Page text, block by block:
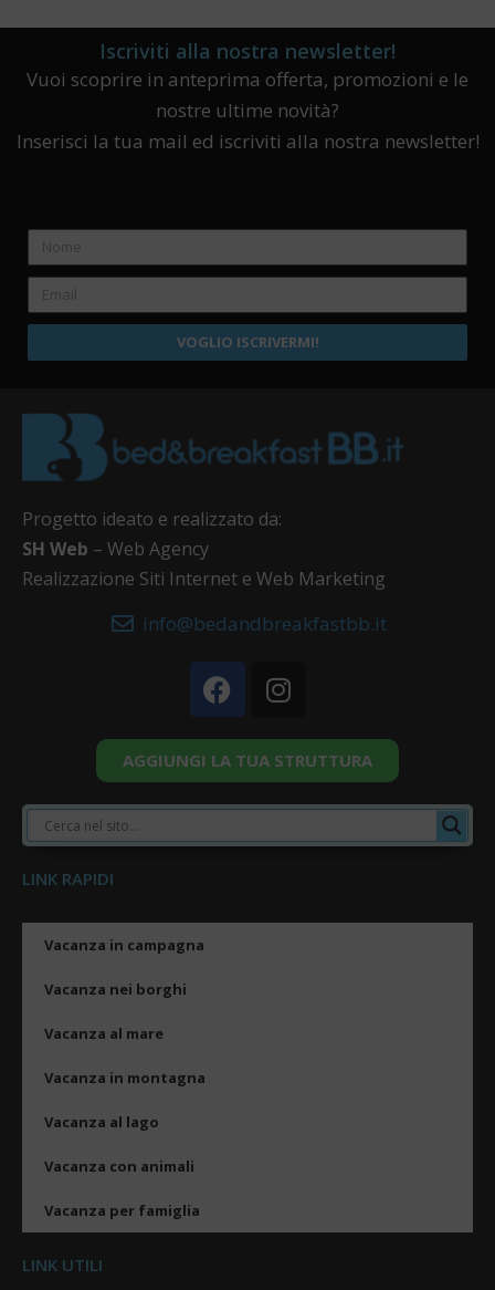
Iscriviti alla nostra newsletter!
Vuoi scoprire in anteprima offerta, promozioni e le
nostre ultime novità?
Inserisci la tua mail ed iscriviti alla nostra newsletter!
VOGLIO ISCRIVERMI!
Progetto ideato e realizzato da:
SH Web – Web Agency
Realizzazione Siti Internet e Web Marketing
info@bedandbreakfastbb.it
AGGIUNGI LA TUA STRUTTURA
LINK RAPIDI
Vacanza in campagna
Vacanza nei borghi
Vacanza al mare
Vacanza in montagna
Vacanza al lago
Vacanza con animali
Vacanza per famiglia
LINK UTILI